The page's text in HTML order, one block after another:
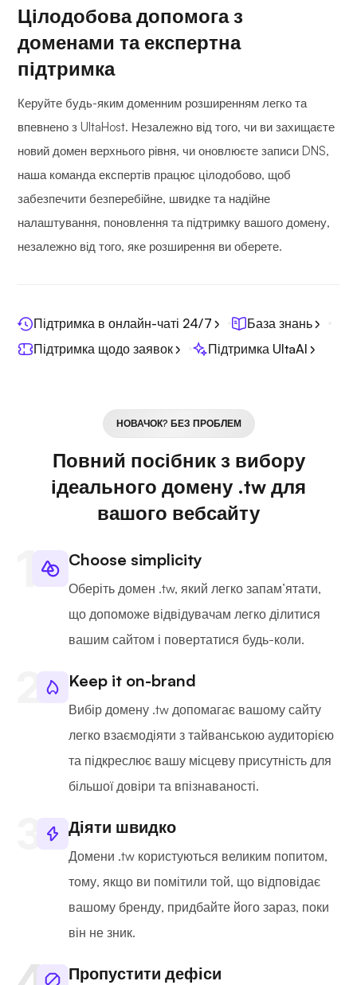
Цілодобова допомога з
доменами та експертна
підтримка
Керуйте будь-яким доменним розширенням легко та
впевнено з UltaHost. Незалежно від того, чи ви захищаєте
новий домен верхнього рівня, чи оновлюєте записи DNS,
наша команда експертів працює цілодобово, щоб
забезпечити безперебійне, швидке та надійне
налаштування, поновлення та підтримку вашого домену,
незалежно від того, яке розширення ви оберете.
Підтримка в онлайн-чаті 24/7
База знань
Підтримка щодо заявок
Підтримка UltaAI
НОВАЧОК? БЕЗ ПРОБЛЕМ
Повний посібник з вибору
ідеального домену .tw для
вашого вебсайту
Choose simplicity
Оберіть домен .tw, який легко запам’ятати,
що допоможе відвідувачам легко ділитися
вашим сайтом і повертатися будь-коли.
Keep it on-brand
Вибір домену .tw допомагає вашому сайту
легко взаємодіяти з тайванською аудиторією
та підкреслює вашу місцеву присутність для
більшої довіри та впізнаваності.
Діяти швидко
Домени .tw користуються великим попитом,
тому, якщо ви помітили той, що відповідає
вашому бренду, придбайте його зараз, поки
він не зник.
Пропустити дефіси